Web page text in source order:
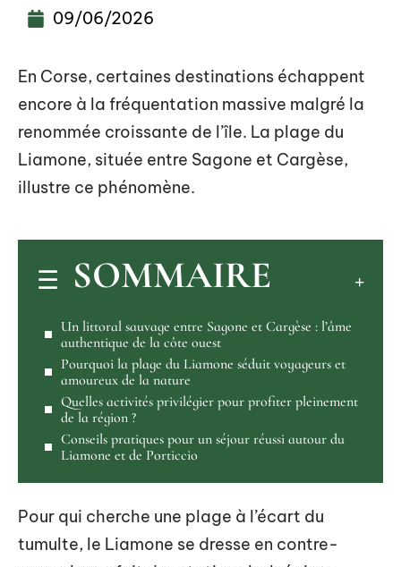
09/06/2026
En Corse, certaines destinations échappent
encore à la fréquentation massive malgré la
renommée croissante de l’île. La plage du
Liamone, située entre Sagone et Cargèse,
illustre ce phénomène.
SOMMAIRE
Un littoral sauvage entre Sagone et Cargèse : l’âme
authentique de la côte ouest
Pourquoi la plage du Liamone séduit voyageurs et
amoureux de la nature
Quelles activités privilégier pour profiter pleinement
de la région ?
Conseils pratiques pour un séjour réussi autour du
Liamone et de Porticcio
Pour qui cherche une plage à l’écart du
tumulte, le Liamone se dresse en contre-